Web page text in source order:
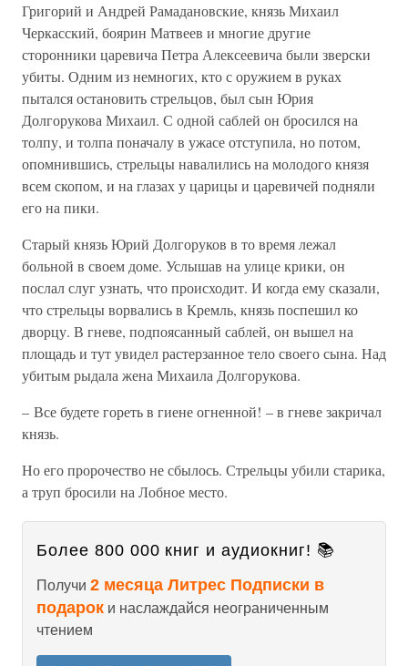
Григорий и Андрей Рамадановские, князь Михаил
Черкасский, боярин Матвеев и многие другие
сторонники царевича Петра Алексеевича были зверски
убиты. Одним из немногих, кто с оружием в руках
пытался остановить стрельцов, был сын Юрия
Долгорукова Михаил. С одной саблей он бросился на
толпу, и толпа поначалу в ужасе отступила, но потом,
опомнившись, стрельцы навалились на молодого князя
всем скопом, и на глазах у царицы и царевичей подняли
его на пики.
Старый князь Юрий Долгоруков в то время лежал
больной в своем доме. Услышав на улице крики, он
послал слуг узнать, что происходит. И когда ему сказали,
что стрельцы ворвались в Кремль, князь поспешил ко
дворцу. В гневе, подпоясанный саблей, он вышел на
площадь и тут увидел растерзанное тело своего сына. Над
убитым рыдала жена Михаила Долгорукова.
– Все будете гореть в гиене огненной! – в гневе закричал
князь.
Но его пророчество не сбылось. Стрельцы убили старика,
а труп бросили на Лобное место.
Более 800 000 книг и аудиокниг! 📚
Получи 2 месяца Литрес Подписки в
подарок и наслаждайся неограниченным
чтением